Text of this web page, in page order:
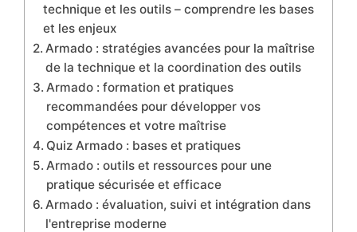
technique et les outils – comprendre les bases
et les enjeux
Armado : stratégies avancées pour la maîtrise
de la technique et la coordination des outils
Armado : formation et pratiques
recommandées pour développer vos
compétences et votre maîtrise
Quiz Armado : bases et pratiques
Armado : outils et ressources pour une
pratique sécurisée et efficace
Armado : évaluation, suivi et intégration dans
l'entreprise moderne